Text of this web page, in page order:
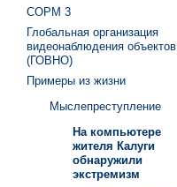
СОРМ 3
Глобальная организация
видеонаблюдения объектов
(ГОВНО)
Примеры из жизни
Мыслепреступление
На компьютере
жителя Калуги
обнаружили
экстремизм